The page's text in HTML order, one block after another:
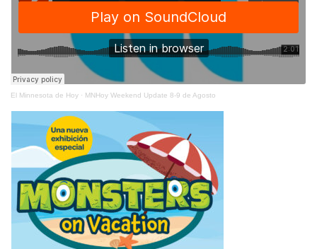
El Minnesota de Hoy · MNHoy Weekend Update 8-9 de Agosto